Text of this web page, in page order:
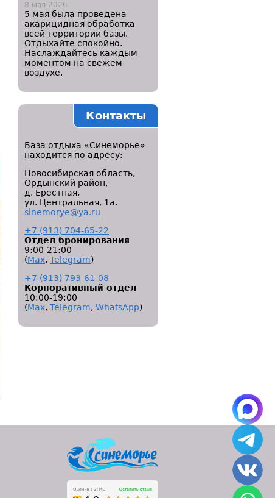
8 мая 2026
5 мая была проведена
акарицидная обработка
всей территории базы.
Отдыхайте спокойно.
Наслаждайтесь каждым
моментом на свежем
воздухе.
Контакты
База отдыха «Синеморье»
находится по адресу:
Новосибирская область,
Ордынский район,
д. Ерестная,
ул. Центральная, 1а.
sinemorye@ya.ru
+7 (913) 704-65-22
Отдел бронирования
9:00-21:00
(Мах, Telegram)
+7 (913) 793-61-08
Корпоративный отдел
10:00-19:00
(Мах, Telegram, WhatsApp)